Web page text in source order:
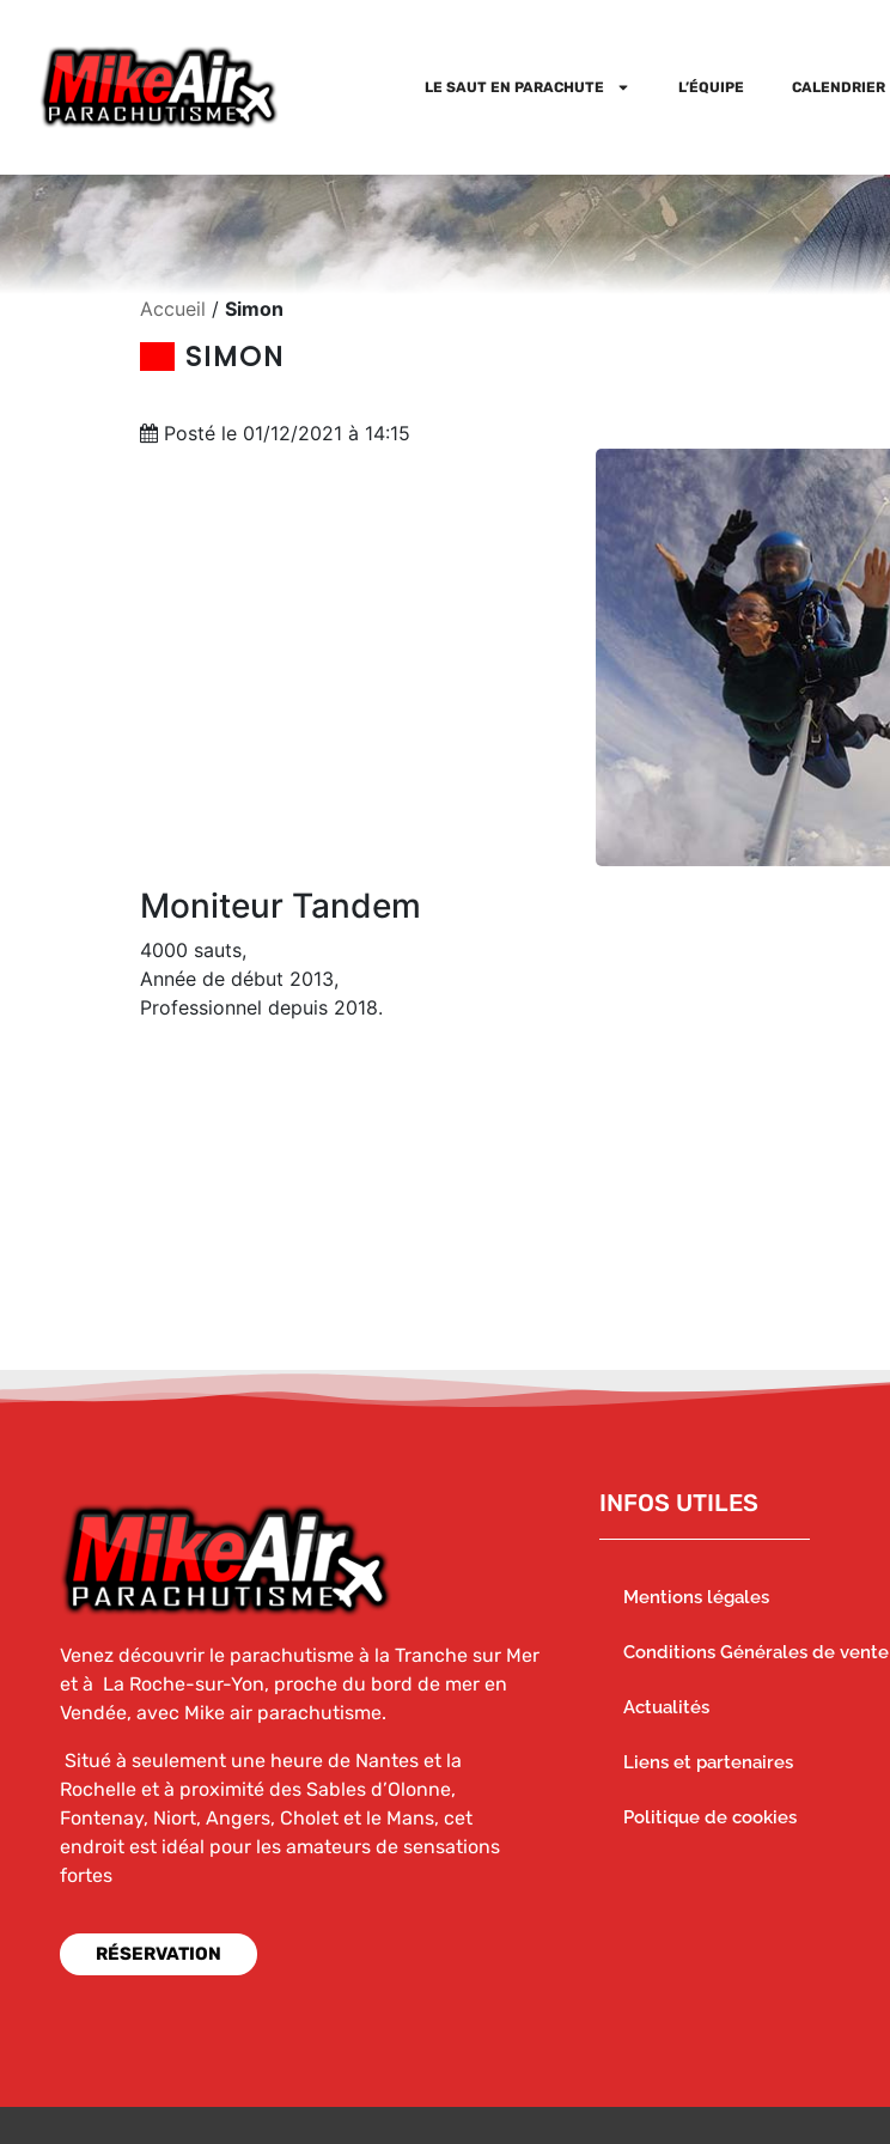
LE SAUT EN PARACHUTE L’ÉQUIPE CALENDRIER
Accueil / Simon
SIMON
Posté le 01/12/2021 à 14:15
Moniteur Tandem
4000 sauts,
Année de début 2013,
Professionnel depuis 2018.
Venez découvrir le parachutisme à la Tranche sur Mer
et à La Roche-sur-Yon, proche du bord de mer en
Vendée, avec Mike air parachutisme.
Situé à seulement une heure de Nantes et la
Rochelle et à proximité des Sables d’Olonne,
Fontenay, Niort, Angers, Cholet et le Mans, cet
endroit est idéal pour les amateurs de sensations
fortes
RÉSERVATION
INFOS UTILES
Mentions légales
Conditions Générales de vente
Actualités
Liens et partenaires
Politique de cookies